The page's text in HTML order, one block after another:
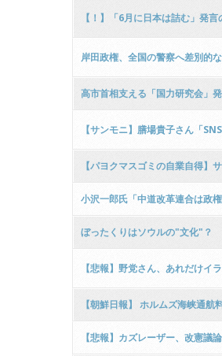
【！】「6月に日本は詰む」発
岸田政権、全国の警察へ差別的
高市首相支える「国力研究会」
【サンモニ】膳場貴子さん「
【パヨクマスゴミの自業自得
小沢一郎氏「中道改革連合は政
ぼったくりはソウルの"文化"？
【悲報】野党さん、あれだ
【朝鮮日報】 ホルムズ海峡通
【悲報】カズレーザー、改憲議